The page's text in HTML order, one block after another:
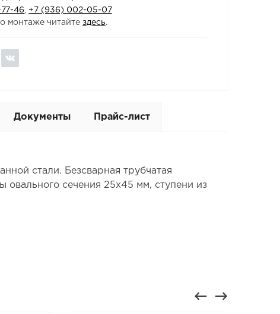
46
+7 (936) 002-05-07
монтаже читайте здесь.
Документы Прайс-лист
стали. Безсварная трубчатая
сечения 25х45 мм, ступени из